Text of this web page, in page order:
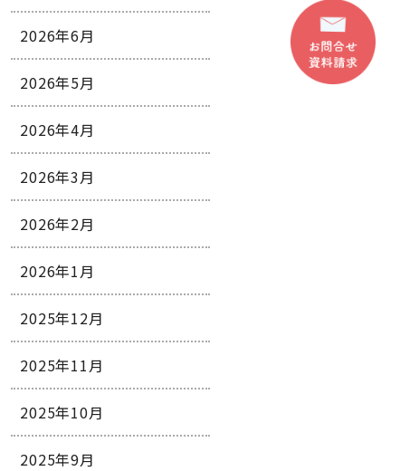
2026年6月
2026年5月
2026年4月
2026年3月
2026年2月
2026年1月
2025年12月
2025年11月
2025年10月
2025年9月